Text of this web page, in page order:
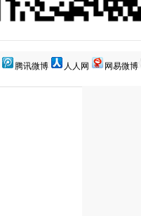
腾讯微博 人人网 网易微博